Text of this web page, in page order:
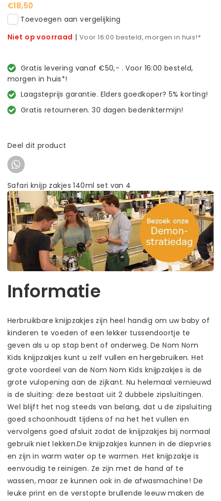
€18,50
Toevoegen aan vergelijking
Niet op voorraad | Voor 16:00 besteld, morgen in huis!*
Gratis levering vanaf €50,- . Voor 16:00 besteld,
morgen in huis*!
Laagsteprijs garantie. Elders goedkoper? 5% korting!
Gratis retourneren. 30 dagen bedenktermijn!
Deel dit product
Safari knijp zakjes 140ml set van 4
Informatie
Herbruikbare knijpzakjes zijn heel handig om uw baby of
kinderen te voeden of een lekker tussendoortje te
geven als u op stap bent of onderweg. De Nom Nom
Kids knijpzakjes kunt u zelf vullen en hergebruiken. Het
grote voordeel van de Nom Nom Kids knijpzakjes is de
grote vulopening aan de zijkant. Nu helemaal vernieuwd
is de sluiting: deze bestaat uit 2 dubbele zipsluitingen.
Wel blijft het nog steeds van belang, dat u de zipsluiting
goed schoonhoudt tijdens of na het het vullen en
vervolgens goed afsluit zodat de knijpzakjes bij normaal
gebruik niet lekken.De knijpzakjes kunnen in de diepvries
en zijn in warm water op te warmen. Het knijpzakje is
eenvoudig te reinigen. Ze zijn met de hand af te
wassen, maar ze kunnen ook in de afwasmachine! De
leuke print en de verstopte brullende leeuw maken de